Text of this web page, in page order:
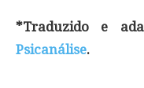
*Traduzido e
Psicanálise.